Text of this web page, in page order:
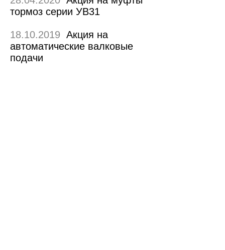
тормоз серии УВ31
18.10.2019 Акция на
автоматические валковые
подачи